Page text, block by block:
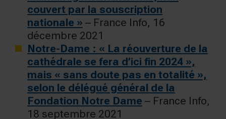
couvert par la souscription
nationale » – France Info, 16
décembre 2021
Notre-Dame : « La réouverture de la
cathédrale se fera d’ici fin 2024 »,
mais « sans doute pas en totalité »,
selon le délégué général de la
Fondation Notre Dame – France Info,
18 septembre 2021